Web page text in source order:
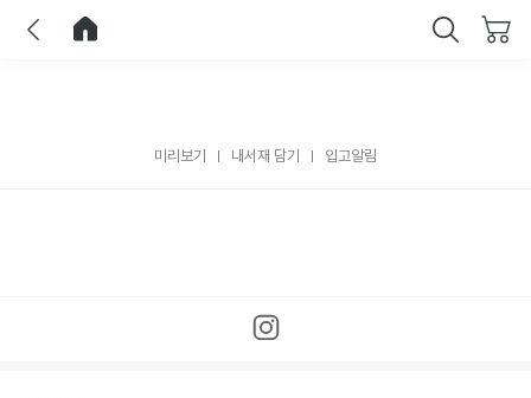
미리보기 내서재 담기 입고알림